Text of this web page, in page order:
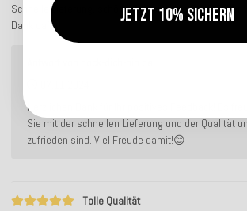
Schnelle Lieferung, schöne Farben, gute Qualität der
Dank dafür!
Herzlichen Dank für Ihr positives Feedback! Es
Sie mit der schnellen Lieferung und der Qualität
zufrieden sind. Viel Freude damit!😊
Tolle Qualität
Jetzt 10% sichern